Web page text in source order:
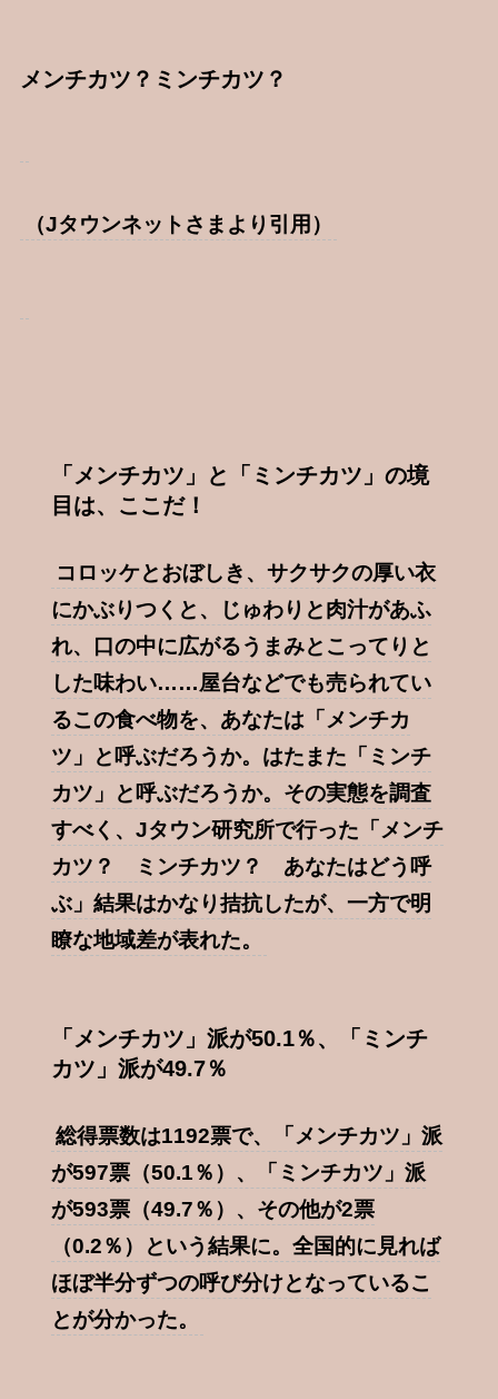
メンチカツ？ミンチカツ？
（Jタウンネットさまより引用）
「メンチカツ」と「ミンチカツ」の境
目は、ここだ！
コロッケとおぼしき、サクサクの厚い衣
にかぶりつくと、じゅわりと肉汁があふ
れ、口の中に広がるうまみとこってりと
した味わい……屋台などでも売られてい
るこの食べ物を、あなたは「メンチカ
ツ」と呼ぶだろうか。はたまた「ミンチ
カツ」と呼ぶだろうか。その実態を調査
すべく、Jタウン研究所で行った「メンチ
カツ？ ミンチカツ？ あなたはどう呼
ぶ」結果はかなり拮抗したが、一方で明
瞭な地域差が表れた。
「メンチカツ」派が50.1％、「ミンチ
カツ」派が49.7％
総得票数は1192票で、「メンチカツ」派
が597票（50.1％）、「ミンチカツ」派
が593票（49.7％）、その他が2票
（0.2％）という結果に。全国的に見れば
ほぼ半分ずつの呼び分けとなっているこ
とが分かった。